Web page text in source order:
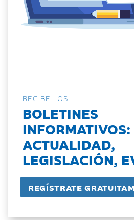
RECIBE LOS
BOLETINES
INFORMATIVOS:
ACTUALIDAD,
LEGISLACIÓN,